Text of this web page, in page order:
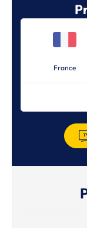
France